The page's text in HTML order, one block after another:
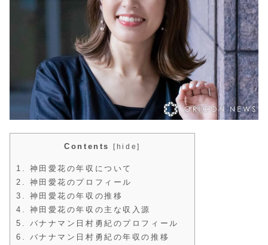
Contents [ hide]
1.
神田愛花の年収について
2.
神田愛花のプロフィール
3.
神田愛花の年収の推移
4.
神田愛花の年収の主な収入源
5.
バナナマン日村勇紀のプロフィール
6.
バナナマン日村勇紀の年収の推移